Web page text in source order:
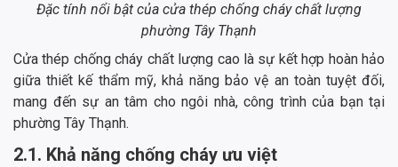
Đặc tính nổi bật của cửa thép chống cháy chất lượng
phường Tây Thạnh
Cửa thép chống cháy chất lượng cao là sự kết hợp hoàn hảo
giữa thiết kế thẩm mỹ, khả năng bảo vệ an toàn tuyệt đối,
mang đến sự an tâm cho ngôi nhà, công trình của bạn tại
phường Tây Thạnh.
2.1. Khả năng chống cháy ưu việt